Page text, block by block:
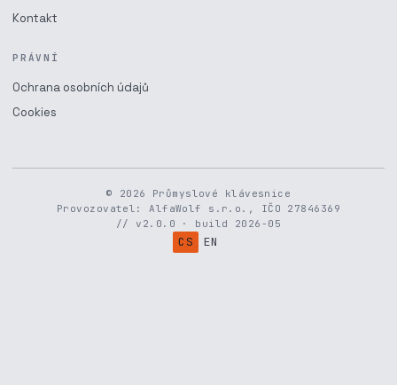
Kontakt
PRÁVNÍ
Ochrana osobních údajů
Cookies
© 2026 Průmyslové klávesnice
Provozovatel: AlfaWolf s.r.o., IČO 27846369
// v2.0.0 · build 2026-05
CS EN